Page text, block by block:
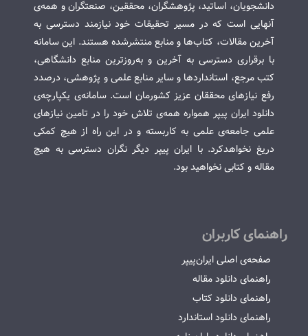
دانشجویان، اساتید، پژوهشگران، محققین، صنعتگران و همه‌ی
آنهایی است که در مسیر تحقیقات خود نیازمند دسترسی به
آخرین مقالات، کتاب‌ها و منابع منتشرشده هستند. این سامانه
با برقراری دسترسی به آخرین و به‌روزترین منابع دانشگاهی،
کتب مرجع، استانداردها و سایر منابع علمی و پژوهشی، درصدد
رفع نیازهای محققان عزیز کشورمان است. سامانه‌ی یکپارچه‌ی
دانلود ایران پیپر همواره همه‌ی تلاش خود را در تامین نیازهای
علمی جامعه‌ی علمی به کاربسته و در این راه از هیچ کمکی
دریغ نخواهدکرد. با ایران پیپر دیگر نگران دسترسی به هیچ
مقاله و کتابی نخواهید بود.
راهنمای کاربران
صفحه‌ی اصلی ایران‌پیپر
راهنمای دانلود مقاله
راهنمای دانلود کتاب
راهنمای دانلود استاندارد